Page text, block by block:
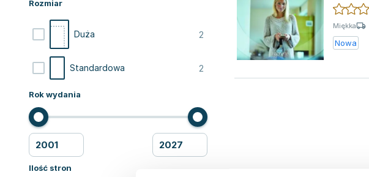
Rozmiar
Duża 2
Standardowa 2
Rok wydania
Ilość stron
Miękka
Nowa